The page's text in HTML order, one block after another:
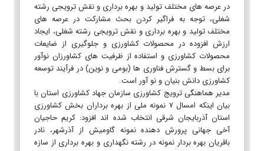
در عرصه های مختلف تولید و بهره برداری و نقش ترویجی رشته
شغلی، توجه به فراگیر کردن بحث مشارکت در عرصه های
مختلف تولید و بهره برداری و نقش ترویجی رشته شغلی، ایجاد
ارزش افزوده در محصولات کشاورزی و جلوگیری از ضایعات
محصولات کشاورزی و استفاده از ظرفیت های کشاورزان نوآور
برای بسط و گسترش فناوری ها (بومی و نوین) در فرآیند توسعه
کشاورزی دانش بنیان و نو آور است.
مدیر هماهنگی ترویج کشاورزی سازمان جهاد کشاورزی استان با
بیان اینکه امسال ۷ نمونه ملی از بهره برداران بخش کشاورزی
استان آذربایجان شرقی انتخاب شده اند افزود: کریم حاجیان
آخی جهانی پرورش دهنده نمونه گاومیش از آذرشهر، نادر
باقریان بهره بردار نمونه در رشته نگهداری و بهره برداری از سازه